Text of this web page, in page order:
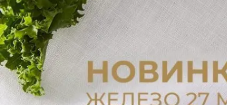
Белки и аминокислоты
Витамины
Жирные кислоты
Комплексы
Коэнзим